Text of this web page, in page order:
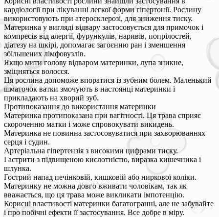
кардіології при лікуванні легкої форми гіпертонії. Рослину
використовують при атеросклерозі, для зниження тиску.
Материнка у вигляді відвару застосовується для примочок і
компресів від алергії, фурункулів, наривів, попрілостей,
діатезу на шкірі, допомагає загоєнню ран і зменшення
збільшених лімфовузлів.
Якщо мити голову відваром материнки, лупа зникне,
зміцняться волосся.
Ця рослина допоможе впоратися із зубним болем. Маленький
шматочок ватки змочують в настоянці материнки і
прикладають на хворий зуб.
Протипоказання до використання материнки
Материнка протипоказана при вагітності. Ця трава сприяє
скороченню матки і може спровокувати викидень.
Материнка не повинна застосовуватися при захворюваннях
серця і судин.
Артеріальна гіпертензія з високими цифрами тиску.
Гастрити з підвищеною кислотністю, виразка кишечника і
шлунка.
Гострий напад печінковій, кишковій або ниркової коліки.
Материнку не можна довго вживати чоловікам, так як
вважається, що ця трава може викликати імпотенцію.
Корисні властивості материнки багатогранні, але не забувайте
і про побічні ефекти її застосування. Все добре в міру.